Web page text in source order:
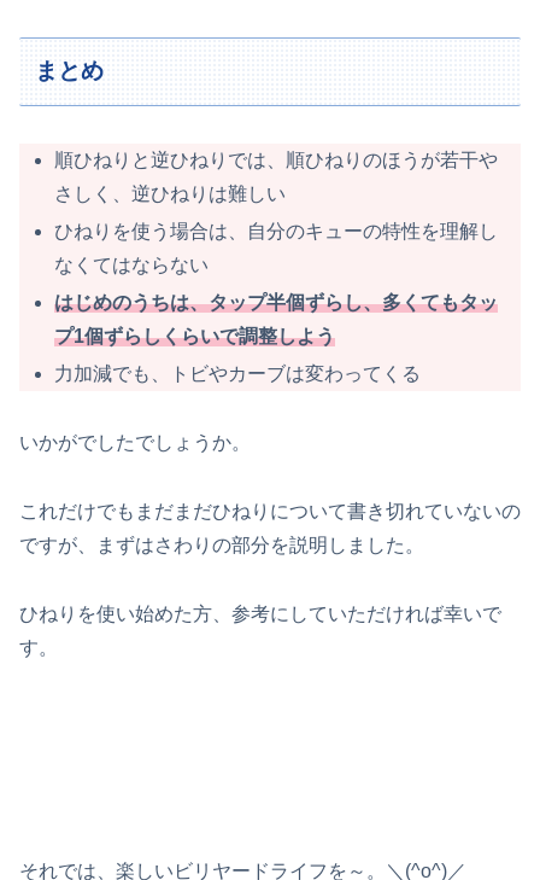
まとめ
順ひねりと逆ひねりでは、順ひねりのほうが若干や
さしく、逆ひねりは難しい
ひねりを使う場合は、自分のキューの特性を理解し
なくてはならない
はじめのうちは、タップ半個ずらし、多くてもタッ
プ1個ずらしくらいで調整しよう
力加減でも、トビやカーブは変わってくる
いかがでしたでしょうか。
これだけでもまだまだひねりについて書き切れていないの
ですが、まずはさわりの部分を説明しました。
ひねりを使い始めた方、参考にしていただければ幸いで
す。
それでは、楽しいビリヤードライフを～。＼(^o^)／